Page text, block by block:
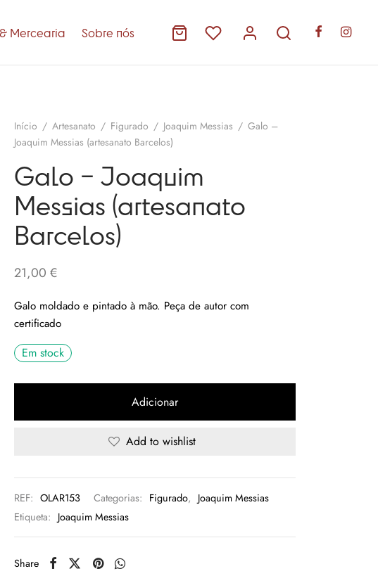
Mercearia Sobre nós
Início / Artesanato / Figurado / Joaquim Messias / Galo –
Joaquim Messias (artesanato Barcelos)
Galo – Joaquim
Messias (artesanato
Barcelos)
21,00 €
Galo moldado e pintado à mão. Peça de autor com
certificado
Em stock
Adicionar
Add to wishlist
REF: OLAR153 Categorias: Figurado, Joaquim Messias
Etiqueta: Joaquim Messias
Share